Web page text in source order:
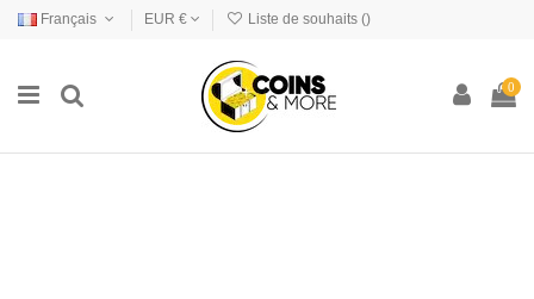
Français EUR € Liste de souhaits ()
0